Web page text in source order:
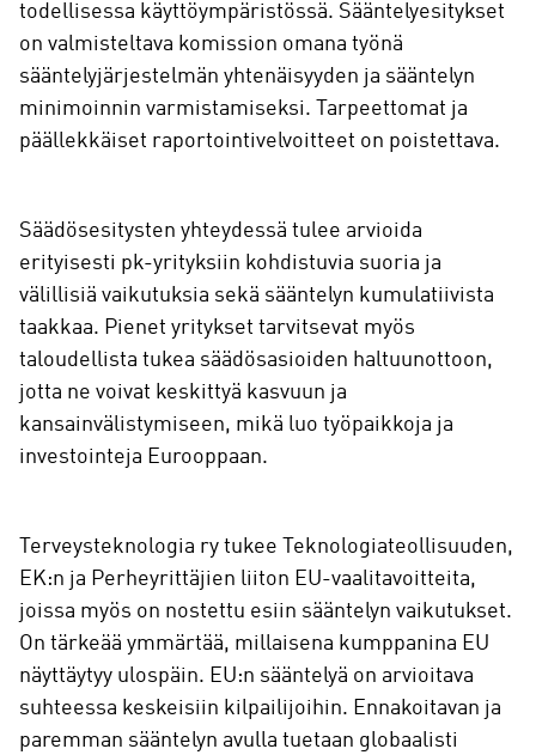
todellisessa käyttöympäristössä. Sääntelyesitykset
on valmisteltava komission omana työnä
sääntelyjärjestelmän yhtenäisyyden ja sääntelyn
minimoinnin varmistamiseksi. Tarpeettomat ja
päällekkäiset raportointivelvoitteet on poistettava.
Säädösesitysten yhteydessä tulee arvioida
erityisesti pk-yrityksiin kohdistuvia suoria ja
välillisiä vaikutuksia sekä sääntelyn kumulatiivista
taakkaa. Pienet yritykset tarvitsevat myös
taloudellista tukea säädösasioiden haltuunottoon,
jotta ne voivat keskittyä kasvuun ja
kansainvälistymiseen, mikä luo työpaikkoja ja
investointeja Eurooppaan.
Terveysteknologia ry tukee Teknologiateollisuuden,
EK:n ja Perheyrittäjien liiton EU-vaalitavoitteita,
joissa myös on nostettu esiin sääntelyn vaikutukset.
On tärkeää ymmärtää, millaisena kumppanina EU
näyttäytyy ulospäin. EU:n sääntelyä on arvioitava
suhteessa keskeisiin kilpailijoihin. Ennakoitavan ja
paremman sääntelyn avulla tuetaan globaalisti